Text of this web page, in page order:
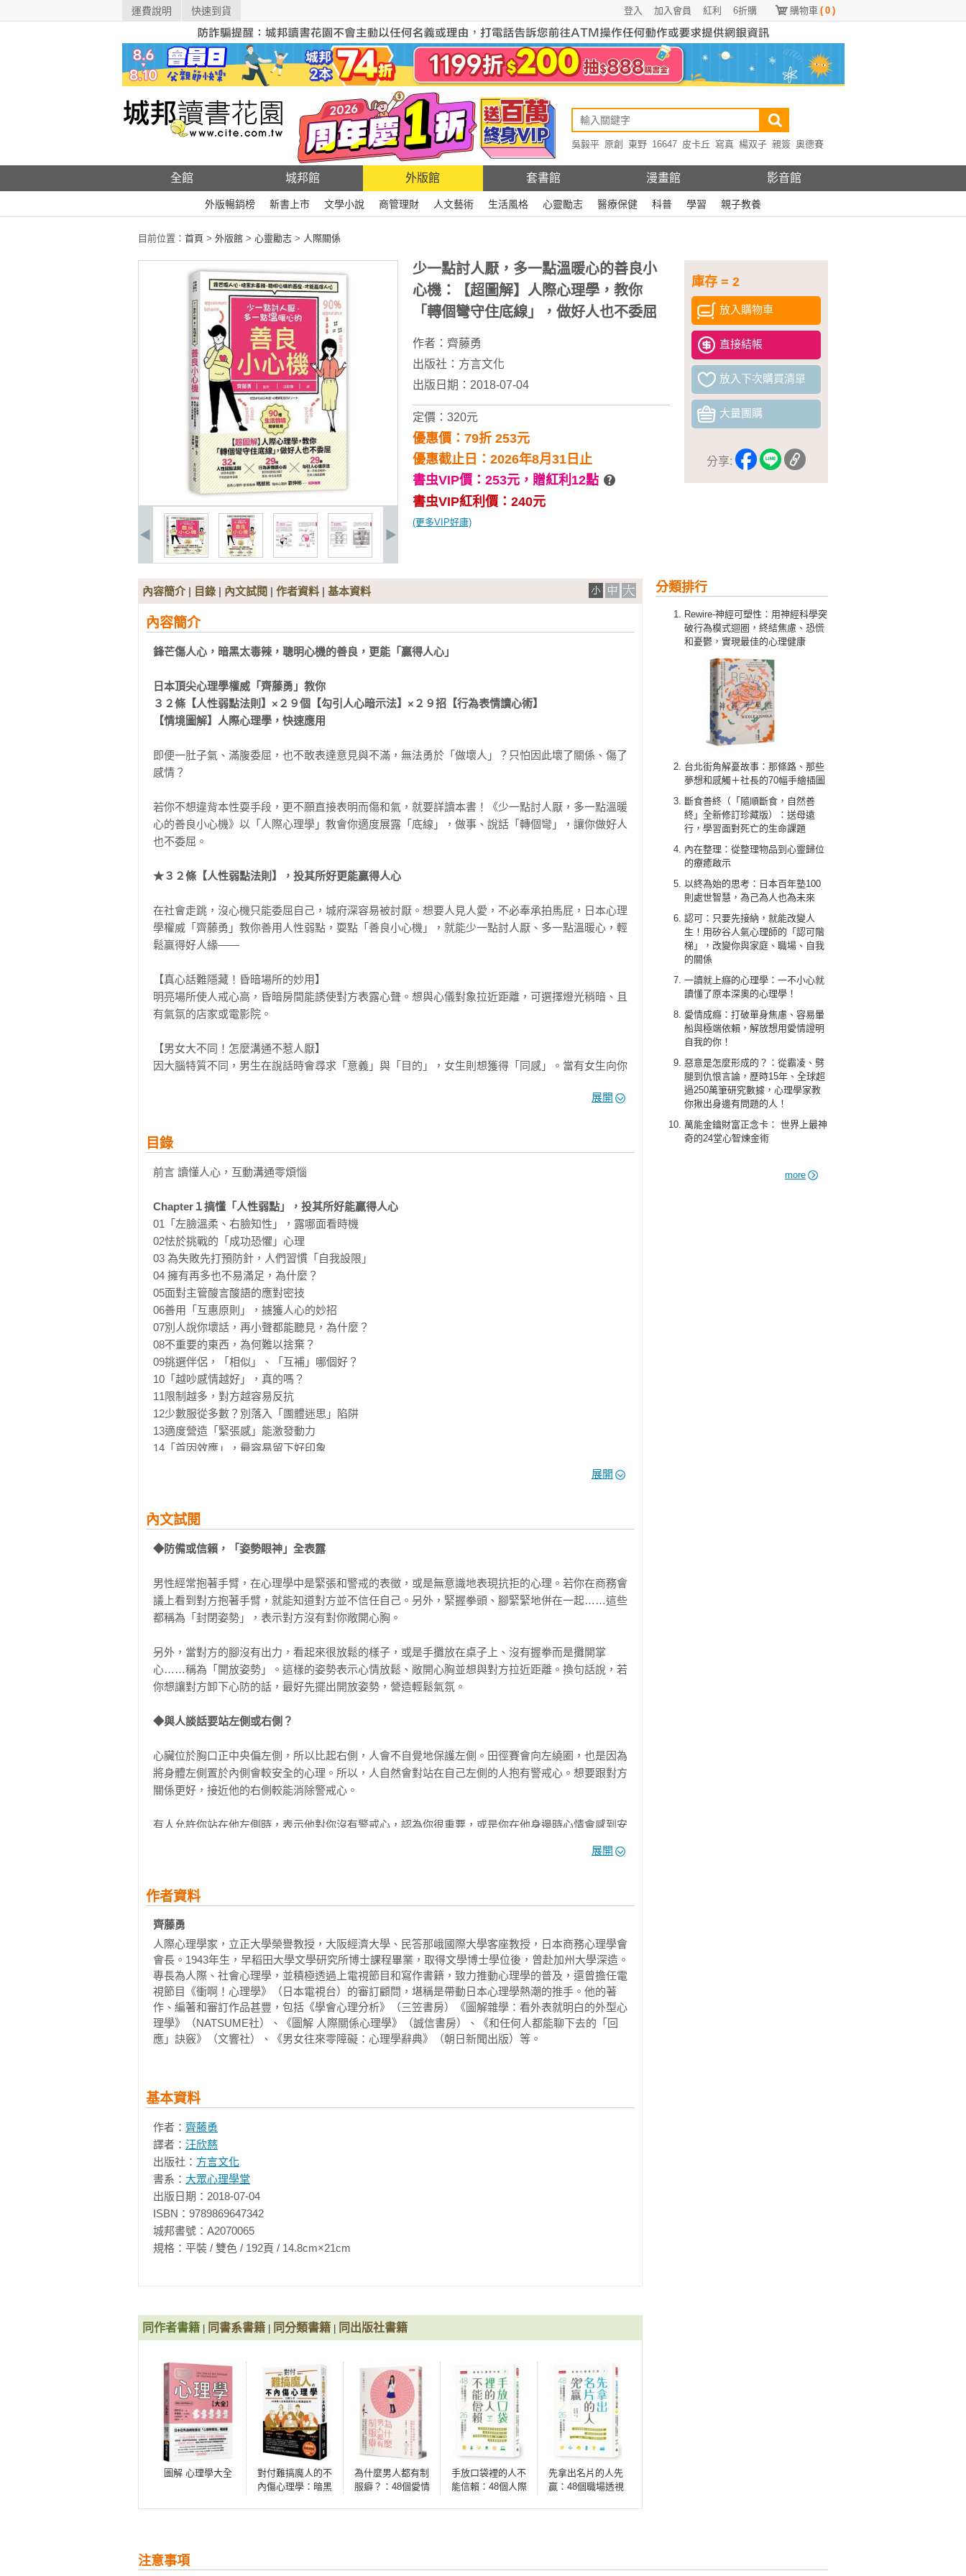
運費說明 快速到貨 購物車 ( 0 )
6折購
紅利
加入會員
登入
吳毅平 原創 東野 16647 皮卡丘 寫真 楊双子 親簽 奧德賽
全館 城邦館 外版館 套書館 漫畫館 影音館
外版暢銷榜 新書上市 文學小說 商管理財 人文藝術 生活風格 心靈勵志 醫療保健 科普 學習 親子教養
目前位置： 首頁 > 外版館 > 心靈勵志 > 人際關係
庫存 = 2
放入購物車
直接結帳
放入下次購買清單
大量團購
分享:
少一點討人厭，多一點溫暖心的善良小
心機：【超圖解】人際心理學，教你
「轉個彎守住底線」，做好人也不委屈
作者： 齊藤勇
出版社： 方言文化
出版日期：2018-07-04
定價：320元
優惠價：79折 253元
優惠截止日：2026年8月31日止
書虫VIP價：253元， 贈紅利12點
書虫VIP紅利價：240元
(更多VIP好康)
分類排行
Rewire-神經可塑性：用神經科學突
破行為模式迴圈，終結焦慮、恐慌
和憂鬱，實現最佳的心理健康
台北街角解憂故事：那條路、那些
夢想和感觸＋社長的70幅手繪插圖
斷食善終（「隨順斷食，自然善
終」全新修訂珍藏版）：送母遠
行，學習面對死亡的生命課題
內在整理：從整理物品到心靈歸位
的療癒啟示
以終為始的思考：日本百年塾100
則處世智慧，為己為人也為未來
認可：只要先接納，就能改變人
生！用矽谷人氣心理師的「認可階
梯」，改變你與家庭、職場、自我
的關係
一讀就上癮的心理學：一不小心就
讀懂了原本深奧的心理學！
愛情成癮：打破單身焦慮、容易暈
船與極端依賴，解放想用愛情證明
自我的你！
惡意是怎麼形成的？：從霸凌、劈
腿到仇恨言論，歷時15年、全球超
過250萬筆研究數據，心理學家教
你揪出身邊有問題的人！
萬能金鑰財富正念卡： 世界上最神
奇的24堂心智煉金術
more
內容簡介| 目錄 | 內文試閱 | 作者資料 | 基本資料
內容簡介
鋒芒傷人心，暗黑太毒辣，聰明心機的善良，更能「贏得人心」
日本頂尖心理學權威「齊藤勇」教你
３２條【人性弱點法則】×２９個【勾引人心暗示法】×２９招【行為表情讀心術】
【情境圖解】人際心理學，快速應用
即便一肚子氣、滿腹委屈，也不敢表達意見與不滿，無法勇於「做壞人」？只怕因此壞了關係、傷了
感情？
若你不想違背本性耍手段，更不願直接表明而傷和氣，就要詳讀本書！《少一點討人厭，多一點溫暖
心的善良小心機》以「人際心理學」教會你適度展露「底線」，做事、說話「轉個彎」，讓你做好人
也不委屈。
★３２條【人性弱點法則】，投其所好更能贏得人心
在社會走跳，沒心機只能委屈自己，城府深容易被討厭。想要人見人愛，不必奉承拍馬屁，日本心理
學權威「齊藤勇」教你善用人性弱點，耍點「善良小心機」，就能少一點討人厭、多一點溫暖心，輕
鬆贏得好人緣——
【真心話難隱藏！昏暗場所的妙用】
明亮場所使人戒心高，昏暗房間能誘使對方表露心聲。想與心儀對象拉近距離，可選擇燈光稍暗、且
有氣氛的店家或電影院。
【男女大不同！怎麼溝通不惹人厭】
因大腦特質不同，男生在說話時會尋求「意義」與「目的」，女生則想獲得「同感」。當有女生向你
★２９個【勾引人心暗示法】，人際關係無往不利！
與主管討論工作、同事互動協調、心儀對象追求告白……，「話太直」容易搞僵氣氛、使人尷尬與難
絕、反駁……都能讓人倍感溫暖，且贏得好感——
【ＹＥＳ－ＡＮＤ技巧】無法同意對方意見與提議時，要先肯定對方，再以「那麼……」提出新方
案。既不會得罪對方，也能表達自己想法。
＜ＮＧ＞
Ａ：「這項工作，再麻煩你用之前的方式來做吧～」
Ｂ：「可是，這個工作性質不同，用先前方式恐怕不妥吧！」
＜ＯＫ＞
Ａ：「這項工作，再麻煩你用之前的方式來做吧～」
Ｂ：「了解！那麼……要不要試試別種方法，說不定可以做得更好～」
【自我表露】想讓對方多說說自己的事，人們習慣直接詢問，但若是彼此不熟，對方會保有警戒心，
不一定會全盤說出。若你能先說自己的事，他也會敞開心房透露出許多訊息。
＜ＮＧ＞
Ａ：你喜歡看電影嗎？
Ｂ：我倒是一直在看動作電影。
【溫莎效應】比起自己「直接」傳達好感或建議，透過第三者「間接傳話」效果更大。
這是主管想藉故鞭策自己的場面話，難以發自內心接受讚美。
＜ＯＫ＞「前幾天，經理稱讚了你喔～」、「經理說這次的案子還好有你才能成交！」從同事口中聽
到主管的讚美，較易使人相信。將話語託付給第三者傳達，是最高明的讚美技巧。
★２９招【行為表情讀心術】，看穿對方情緒性格
人們習慣戴上面具偽裝，不願暴露自己的真實想法與弱點，然而再怎麼壓抑，內心暗藏的情緒皆會顯
場、情場、商場都能順心不委屈——
【從眼神破解謊言與欲望】
●眼神飄往右上 ►► 說謊或隨便亂說的可能性很高
●不熟的人一直緊盯著你 ►► 想要「控制」的欲望表現
【行為表情隱藏的真實情緒】
●翹腳時右腳在上 ►► 缺乏自信、做事慎重的人
【說話習慣，透露出什麼？】
●男性以「我……」開頭說話 ►► 是對你有好感
●話說得又多又急 ►► 不安感在作祟
本書特色
◆【超圖解】人際心理學，教你「轉個彎守住底線」，做好人也不委屈。
諮商心理師、愛情教練　瑪那熊
臨床心理師 劉仲彬
展開
目錄
前言 讀懂人心，互動溝通零煩惱
Chapter１搞懂「人性弱點」，投其所好能贏得人心
01「左臉溫柔、右臉知性」，露哪面看時機
02怯於挑戰的「成功恐懼」心理
03 為失敗先打預防針，人們習慣「自我設限」
04 擁有再多也不易滿足，為什麼？
05面對主管酸言酸語的應對密技
06善用「互惠原則」，擄獲人心的妙招
07別人說你壞話，再小聲都能聽見，為什麼？
08不重要的東西，為何難以捨棄？
09挑選伴侶，「相似」、「互補」哪個好？
10「越吵感情越好」，真的嗎？
11限制越多，對方越容易反抗
12少數服從多數？別落入「團體迷思」陷阱
13適度營造「緊張感」能激發動力
14「首因效應」，最容易留下好印象
18工作動機從何來？主管該懂的四種心理需求
20如何提升自信？「自我擴張」能辦到
22愛比較是天性？只因自信不足
23「脈絡效應」有心機，人的情緒隨你操弄
24「解決性提問」，讓人窩心不討厭的話術
26真心話難隱藏！昏暗場所的妙用
27親吻熱情的，多為任性大男人
28老愛回答「還好」，是什麼性格？
30被問缺點，怎麼回答？
32被討厭的勇氣，如何擁有？
Column 1 疲憊的人際關係，讓心生病了？
01主管類型百百種，先懂「PM理論」再出招
05體型也能看出個性？
07「配對假說」，挑選伴侶的秘密法則
08習慣咬筆，不安感在作祟
09被問交往人數，男女都會謊報
10以外貌選擇伴侶，虛榮心較強？
11「摸臉搓膝蓋」，焦慮緊繃的表徵
12坐姿雙腳怎麼擺，性格全顯露
13面對心儀對象，男性食量變大，為什麼？
17厭世沒動力？「心理感冒」的症狀
18愛找藉口的人，在想什麼？
19「蘿莉控」的心理特徵
20偏愛哪種顏色與性格有關
21與大腦連動的「眼神動向」，直達內心世界
22哪款人易外遇？何種個性易被劈腿？
23越喊越親密的「姓名呼喚效應」
24人際距離，如何拿捏？
25頭銜、身高會改變評價？
column2精神科醫師與臨床心理師，哪裡不同？
Chapter３　勾引人心「暗示法」，人際關係無往不利
01誘導人心「巴納姆效應」，信賴度最高
02「霍桑效應」，讓軟爛部屬變積極
03傳話會擴大！贏得好感的「溫莎效應」
04意見與眾人分歧，如何反敗為勝？
05給予期望就能達標的「畢馬龍效應」
06不得罪他人的「高明拒絕法」
07「請託」附上理由，對方更容易接受
11「鏡射」模仿小動作，能擄獲芳心
12不懂「沉默成本效應」，單方付出難有回報
展開
內文試閱
◆防備或信賴，「姿勢眼神」全表露
男性經常抱著手臂，在心理學中是緊張和警戒的表徵，或是無意識地表現抗拒的心理。若你在商務會
議上看到對方抱著手臂，就能知道對方並不信任自己。另外，緊握拳頭、腳緊緊地併在一起……這些
都稱為「封閉姿勢」，表示對方沒有對你敞開心胸。
另外，當對方的腳沒有出力，看起來很放鬆的樣子，或是手攤放在桌子上、沒有握拳而是攤開掌
心……稱為「開放姿勢」。這樣的姿勢表示心情放鬆、敞開心胸並想與對方拉近距離。換句話說，若
你想讓對方卸下心防的話，最好先擺出開放姿勢，營造輕鬆氣氛。
◆與人談話要站左側或右側？
心臟位於胸口正中央偏左側，所以比起右側，人會不自覺地保護左側。田徑賽會向左繞圈，也是因為
將身體左側置於內側會較安全的心理。所以，人自然會對站在自己左側的人抱有警戒心。想要跟對方
關係更好，接近他的右側較能消除警戒心。
有人允許你站在他左側時，表示他對你沒有警戒心，認為你很重要，或是你在他身邊時心情會感到安
◆人際距離，如何拿捏？
無論是誰，在擁擠的捷運車廂與不認識的人緊貼著，都會覺得不舒服且有壓力；即便在空蕩蕩的車
廂，也會選擇距離其他乘客比較遠的位子。對人類來說，有一一個環繞在自己身體周圍的空間，當他
人踏進時會感到不適，即為「個人空間」（Personal Space）。在擠滿人的捷運或人群中會感到壓
力，是因為個人空間被侵入的關係。
個人空間是依據與對方的關係來決定能容許的距離，每個人的個人空間都不同，也會隨著面對的對象
而改變。例如，內向的人個人空間較大；或是無法保有個人空間時，女性感受到的壓力更甚於男性。
時，眼睛會閃閃發光，是因為瞳孔打開的關係。另外，「眼神飄移」等視線轉來轉去的狀態，則表示
強烈的緊張與不安；而明明不熟但卻緊盯著人看時，是設法想要控制他人的表徵。
視線動向也代表著不同含義，往右上是在思考新事物，左上則較多是在回想過去。例如被問「昨天在
做什麼？」時，如果人的視線朝向右上，說不定是在說謊或隨便亂說。順帶一提，笑的時候通常是嘴
巴先動，眼睛再動，但若是嘴巴與眼睛同時動了，有可能是在假笑。
◆「鏡射」模仿小動作，能擄獲芳心
為提高對方對自己的好感度，其中一個很重要訣竅就是利用鏡射（Mirroring）。所謂鏡射，就如同字面
好感。所以，因模仿對方行為，能得到他人喜愛，就是鏡射的加持作用。
「不經意地模仿對方的動作」、「與對方用相同的姿勢」等，都是鏡射的具體活用例子——藉此便能
提高與對方的親密度。為了巧妙地活用鏡射，除了要仔細觀察對方，也須注意不要動作明顯到被發現
自己正在模仿他。你沒有必要非得與對方一模一樣，就算動作慢個幾拍也很有效果。
◆讓人「不反感」的責備秘訣，把話說到心坎
與人共事時，有時候不得不責備部屬或後進。但是，責備方式需要顧慮到對方的感受。首先，最重要
的是區分「生氣」與「責備」——若只讓對方感覺到「怒氣騰騰」的責備，並不能傳達「希望改善」
的心意。為了達到最有效果的「責備」，須以「不會摧毀對方幹勁」的方式進行。
高姿態。過了許久才責備，或囉囉唆唆地說個不停，會讓效果降低。切記！責備時必須表現出自己也
展開
作者資料
齊藤勇
人際心理學家，立正大學榮譽教授，大阪經濟大學、民答那峨國際大學客座教授，日本商務心理學會
會長。1943年生，早稻田大學文學研究所博士課程畢業，取得文學博士學位後，曾赴加州大學深造。
專長為人際、社會心理學，並積極透過上電視節目和寫作書籍，致力推動心理學的普及，還曾擔任電
視節目《衝啊！心理學》（日本電視台）的審訂顧問，堪稱是帶動日本心理學熱潮的推手。他的著
作、編著和審訂作品甚豐，包括《學會心理分析》（三笠書房）《圖解雜學：看外表就明白的外型心
理學》（NATSUME社）、《圖解 人際關係心理學》（誠信書房）、《和任何人都能聊下去的「回
應」訣竅》（文響社）、《男女往來零障礙：心理學辭典》（朝日新聞出版）等。
基本資料
作者： 齊藤勇
譯者： 汪欣慈
出版社： 方言文化
書系： 大眾心理學堂
出版日期：2018-07-04
ISBN：9789869647342
城邦書號：A2070065
規格：平裝 / 雙色 / 192頁 / 14.8cm×21cm
同作者書籍 同書系書籍 同分類書籍 同出版社書籍
圖解 心理學大全
對付難搞魔人的不
內傷心理學：暗黑
為什麼男人都有制
服癖？：48個愛情
手放口袋裡的人不
能信賴：48個人際
先拿出名片的人先
贏：48個職場透視
注意事項